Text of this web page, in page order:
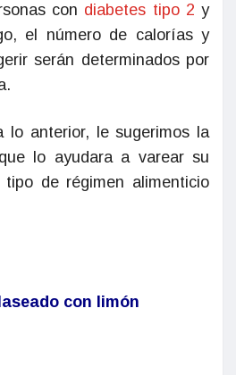
con diabetes tipo 2 y
el número de calorías y
serán determinados por
lo anterior, le sugerimos la
lo ayudara a varear su
de régimen alimenticio
con limón